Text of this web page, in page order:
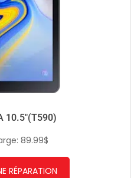
10.5″(T590)
89.99$
RÉPARATION